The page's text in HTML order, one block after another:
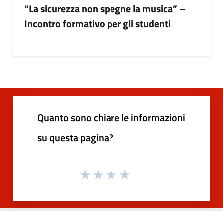
“La sicurezza non spegne la musica” –
Incontro formativo per gli studenti
Quanto sono chiare le informazioni
su questa pagina?